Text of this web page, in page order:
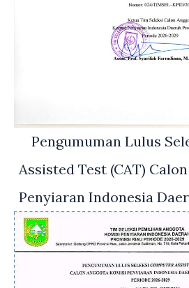
Pengumuman Lulus
Assisted Test (CAT)
Penyiaran Indonesia